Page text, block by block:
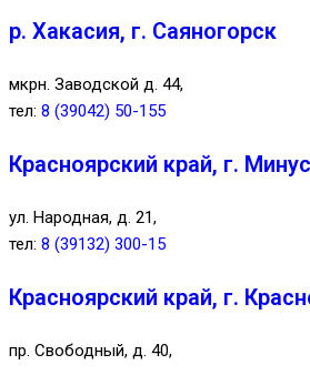
р. Хакасия, г. Саяногорск
мкрн. Заводской д. 44,
тел: 8 (39042) 50-155
Красноярский край, г.
ул. Народная, д. 21,
тел: 8 (39132) 300-15
Красноярский край, г.
пр. Свободный, д. 40,